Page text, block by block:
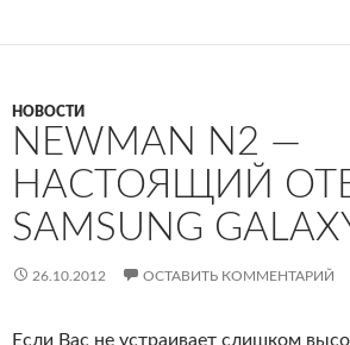
НОВОСТИ
NEWMAN N2 —
НАСТОЯЩИЙ
SAMSUNG
26.10.2012 ОСТАВИТЬ КОММЕНТАРИЙ
Если Вас не устраивает слишком